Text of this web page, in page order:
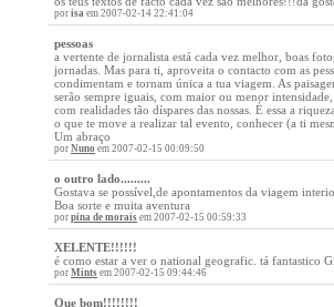
por isa em 2007-02-14 22:41:04
pessoas
a vertente de jornalista está cada vez melhor, boas
jornadas. Mas para ti, aproveita o contacto com as
condimentam e tornam única a tua viagem. As
serão sempre iguais, com maior ou menor
com realidades tão díspares das nossas. É essa a
o que te move a realizar tal evento, conhecer (a ti
Um abraço
por Nuno em 2007-02-15 00:09:50
o outro lado.........
Gostava se possível,de apontamentos da viagem
Boa sorte e muita aventura
por pina de morais em 2007-02-15 00:59:33
XELENTE!!!!!!
é como estar a ver o national geografic. tá fantastico
por Mints em 2007-02-15 09:44:46
Que bom!!!!!!!!